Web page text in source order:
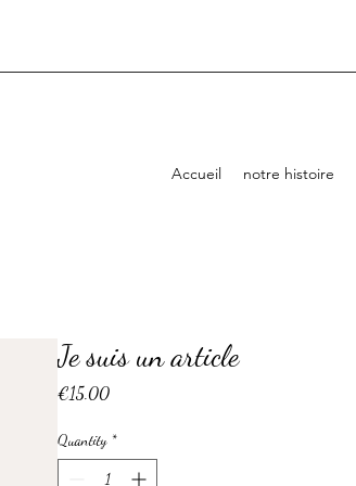
Accueil notre histoire
Je suis un article
€15.00Price
Quantity *